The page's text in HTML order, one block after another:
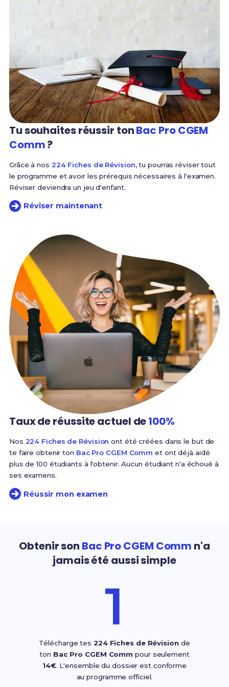
Tu souhaites réussir tonBac Pro CGEM
Comm?
Grâce à nos 224 Fiches de Révision, tu pourras réviser tout
le programme et avoir les prérequis nécessaires à l'examen.
Réviser deviendra un jeu d'enfant.
Réviser maintenant
Taux de réussiteactuel de100%
Nos 224 Fiches de Révision ont été créées dans le but de
te faire obtenir ton Bac Pro CGEM Comm et ont déjà aidé
plus de 100 étudiants à l'obtenir. Aucun étudiant n'a échoué à
ses examens.
Réussir mon examen
Obtenir son Bac Pro CGEM Comm n'a
jamais été aussi simple
1
Télécharge tes 224 Fiches de Révisionde
ton Bac Pro CGEM Comm pour seulement
14€. L'ensemble du dossier est conforme
au programme officiel.